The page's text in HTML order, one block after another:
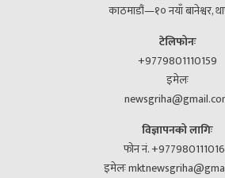
काठमाडौं—१० नयाँ बानेश्वर,
टेलिफोनः
+9779801110159
इमेलः
विज्ञापनको लागिः
फोन नं.
इमेलः